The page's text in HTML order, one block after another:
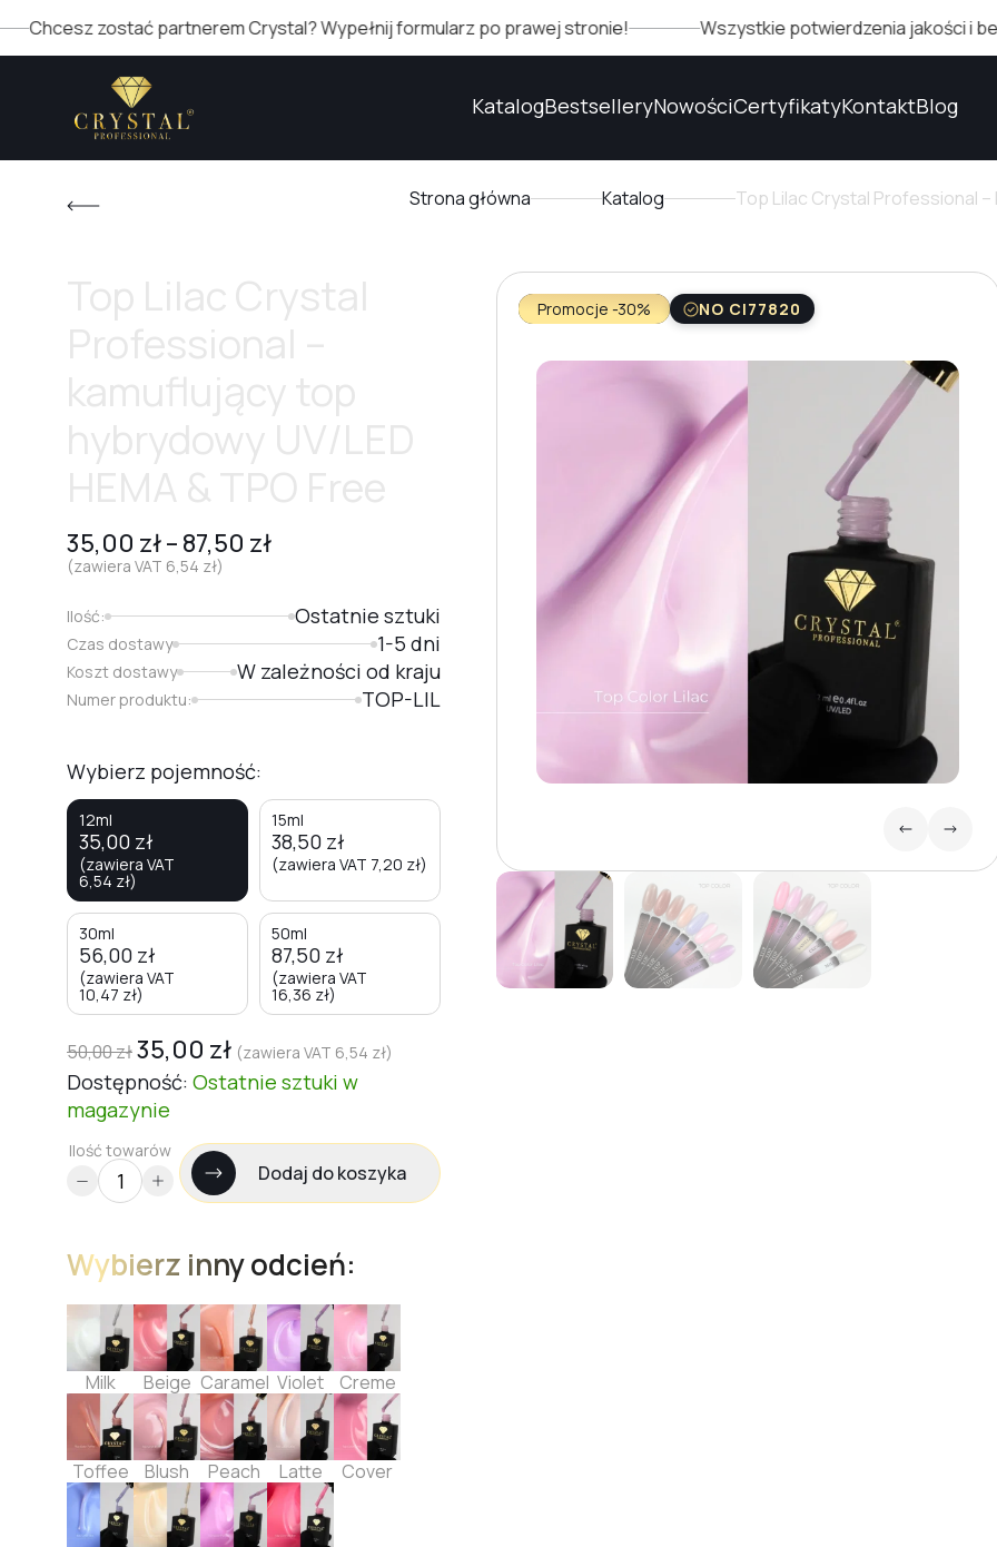
zostać partnerem Crystal? Wypełnij formularz po prawej stronie! Wszystkie potwierdzenia jakości i
KatalogBestselleryNowościCertyfikatyKontaktBlog
Strona główna Katalog Top Lilac Crystal Professional –
35,00 zł– 87,50 zł
(zawiera VAT 6,54 zł)
Ilość: Ostatnie sztuki
Czas dostawy 1-5 dni
Koszt dostawy W zależności od kraju
Numer produktu: TOP-LIL
Wybierz pojemność:
12ml
35,00 zł
(zawiera VAT
6,54 zł)
15ml
38,50 zł
(zawiera VAT 7,20 zł)
30ml
56,00 zł
(zawiera VAT
10,47 zł)
50ml
87,50 zł
(zawiera VAT
16,36 zł)
50,00zł35,00 zł (zawiera VAT 6,54 zł)
Dostępność: Ostatnie sztuki w
magazynie
Ilość towarów
Dodaj do koszyka
Wybierz inny odcień:
Milk Beige Caramel Violet Creme
Toffee Blush Peach Latte Cover
Promocje -30% NO CI77820